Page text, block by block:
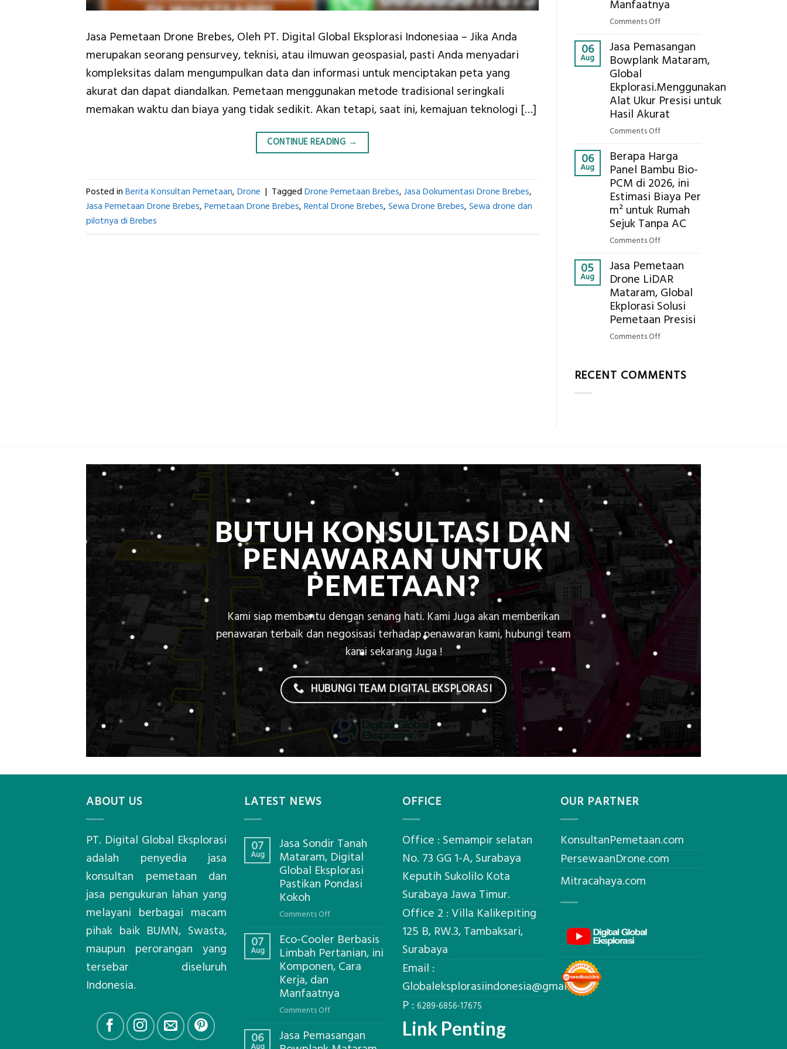
Jasa Pemetaan Drone Brebes, Oleh PT. Digital Global Eksplorasi Indonesiaa – Jika Anda
merupakan seorang pensurvey, teknisi, atau ilmuwan geospasial, pasti Anda menyadari
kompleksitas dalam mengumpulkan data dan informasi untuk menciptakan peta yang
akurat dan dapat diandalkan. Pemetaan menggunakan metode tradisional seringkali
memakan waktu dan biaya yang tidak sedikit. Akan tetapi, saat ini, kemajuan teknologi […]
CONTINUE READING →
Posted in Berita Konsultan Pemetaan, Drone | Tagged Drone Pemetaan Brebes, Jasa Dokumentasi Drone Brebes,
Jasa Pemetaan Drone Brebes, Pemetaan Drone Brebes, Rental Drone Brebes, Sewa Drone Brebes, Sewa drone dan
pilotnya di Brebes
Pastikan
Manfaatnya
Comments Offon
Cooler
Berbasis
Pertanian,
ini
Komponen,
Manfaatnya
06
Aug
Jasa Pemasangan
Bowplank Mataram,
Global
Ekplorasi.Menggunakan
Alat Ukur Presisi untuk
Hasil Akurat
Comments Offon
Pemasangan
Bowplank
Mataram,
Global
Ekplorasi.Menggunakan
Alat
untuk
Hasil
Akurat
06
Aug
Berapa Harga
Panel Bambu Bio-
PCM di 2026, ini
Estimasi Biaya Per
m² untuk Rumah
Sejuk Tanpa AC
Comments Offon
Harga
Panel
Bambu
Bio-
PCM
Estimasi
Biaya
05
Aug
Jasa Pemetaan
Drone LiDAR
Mataram, Global
Ekplorasi Solusi
Pemetaan Presisi
Comments Offon
Drone
Presisi
RECENT COMMENTS
BUTUH KONSULTASI DAN
PENAWARAN UNTUK
PEMETAAN?
Kami siap membantu dengan senang hati. Kami Juga akan memberikan
penawaran terbaik dan negosisasi terhadap penawaran kami, hubungi team
kami sekarang Juga !
HUBUNGI TEAM DIGITAL EKSPLORASI
ABOUT US
PT. Digital Global Eksplorasi
adalah penyedia jasa
konsultan pemetaan dan
jasa pengukuran lahan yang
melayani berbagai macam
pihak baik BUMN, Swasta,
maupun perorangan yang
tersebar diseluruh
Indonesia.
LATEST NEWS
07
Aug
Jasa Sondir Tanah
Mataram, Digital
Global Eksplorasi
Pastikan Pondasi
Kokoh
Comments Offon
Sondir
Tanah
Mataram,
Global
Kokoh
07
Aug
Eco-Cooler Berbasis
Limbah Pertanian, ini
Komponen, Cara
Kerja, dan
Manfaatnya
Comments Offon
Cooler
06
Aug
Jasa Pemasangan
OFFICE
Office : Semampir selatan
No. 73 GG 1-A, Surabaya
Keputih Sukolilo Kota
Surabaya Jawa Timur.
Office 2 : Villa Kalikepiting
125 B, RW.3, Tambaksari,
Surabaya
Email :
Globaleksplorasiindonesia@gmail.com
P : 6289-6856-17675
Link Penting
OUR PARTNER
KonsultanPemetaan.com
PersewaanDrone.com
Mitracahaya.com